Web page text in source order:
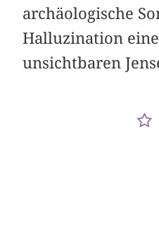
archäologische
Halluzination
unsichtbaren